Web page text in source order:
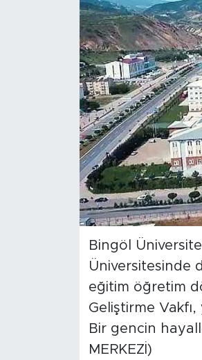
Bingöl
Üniversitesinde
eğitim öğretim
Geliştirme
Bir gencin
MERKEZİ)
Yaşam
Ekonomi
Hava Durumu
Bingöl Kaza Haberleri